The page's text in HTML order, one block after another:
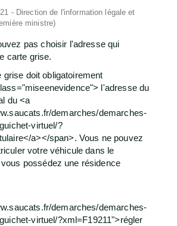
- Direction de l'information légale et
ministre)
pas choisir l'adresse qui
carte grise.
grise doit obligatoirement
l'adresse du
du <a
demarches/demarches-
virtuel/?
a></span>. Vous ne pouvez
votre véhicule dans le
possédez une résidence
demarches/demarches-
virtuel/?xml=F19211">régler